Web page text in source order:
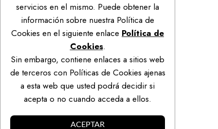
servicios en el mismo. Puede obtener la
información sobre nuestra Política de
Cookies en el siguiente enlace Política de
Cookies.
Sin embargo, contiene enlaces a sitios web
de terceros con Políticas de Cookies ajenas
a esta web que usted podrá decidir si
acepta o no cuando acceda a ellos.
ACEPTAR